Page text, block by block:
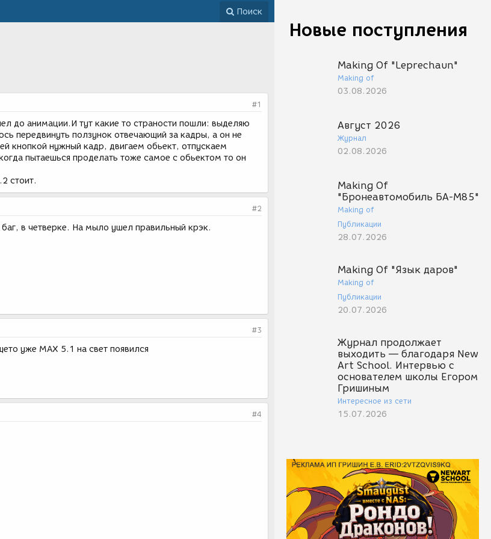
Новые поступления
Making Of "Leprechaun"
Making of
03.08.2026
Август 2026
Журнал
02.08.2026
Making Of
"Бронеавтомобиль БА-М85"
Making of
Публикации
28.07.2026
Making Of "Язык даров"
Making of
Публикации
20.07.2026
Журнал продолжает
выходить — благодаря New
Art School. Интервью с
основателем школы Егором
Гришиным
Интересное из сети
15.07.2026
Поиск
#1
до анимации.И тут какие то страности пошли: выделяю
передвинуть ползунок отвечающий за кадры, а он не
кнопкой нужный кадр, двигаем обьект, отпускаем
пытаешься проделать тоже самое с обьектом то он
стоит.
#2
в четверке. На мыло ушел правильный крэк.
#3
уже МАХ 5.1 на свет появился
#4